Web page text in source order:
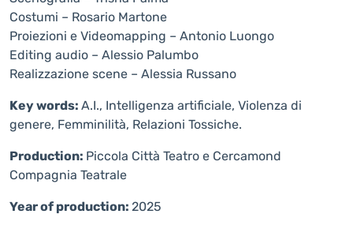
Costumi – Rosario Martone
Proiezioni e Videomapping – Antonio Luongo
Editing audio – Alessio Palumbo
Realizzazione scene – Alessia Russano
Key words: A.I., Intelligenza artificiale, Violenza di
genere, Femminilità, Relazioni Tossiche.
Production: Piccola Città Teatro e Cercamond
Compagnia Teatrale
Year of production: 2025